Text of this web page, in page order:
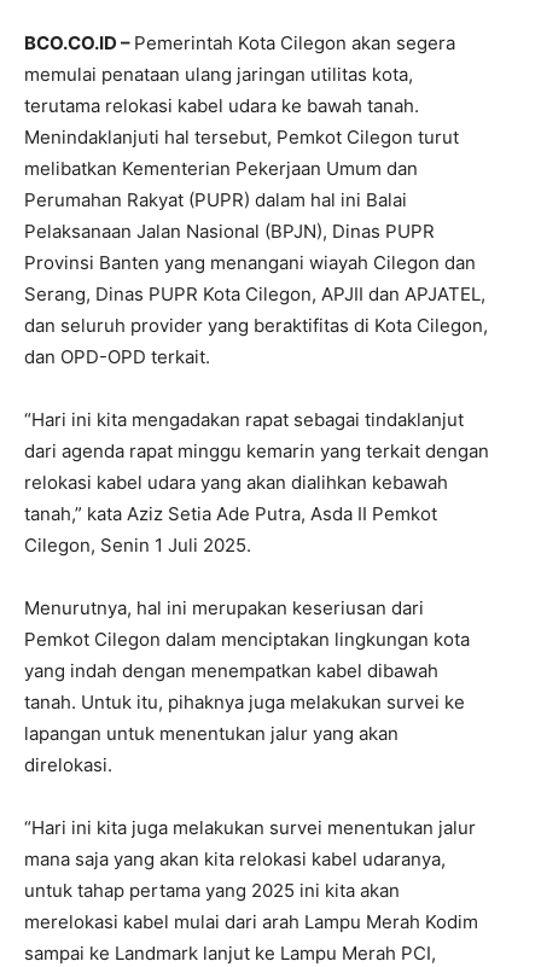
BCO.CO.ID – Pemerintah Kota Cilegon akan segera
memulai penataan ulang jaringan utilitas kota,
terutama relokasi kabel udara ke bawah tanah.
Menindaklanjuti hal tersebut, Pemkot Cilegon turut
melibatkan Kementerian Pekerjaan Umum dan
Perumahan Rakyat (PUPR) dalam hal ini Balai
Pelaksanaan Jalan Nasional (BPJN), Dinas PUPR
Provinsi Banten yang menangani wiayah Cilegon dan
Serang, Dinas PUPR Kota Cilegon, APJII dan APJATEL,
dan seluruh provider yang beraktifitas di Kota Cilegon,
dan OPD-OPD terkait.
“Hari ini kita mengadakan rapat sebagai tindaklanjut
dari agenda rapat minggu kemarin yang terkait dengan
relokasi kabel udara yang akan dialihkan kebawah
tanah,” kata Aziz Setia Ade Putra, Asda II Pemkot
Cilegon, Senin 1 Juli 2025.
Menurutnya, hal ini merupakan keseriusan dari
Pemkot Cilegon dalam menciptakan lingkungan kota
yang indah dengan menempatkan kabel dibawah
tanah. Untuk itu, pihaknya juga melakukan survei ke
lapangan untuk menentukan jalur yang akan
direlokasi.
“Hari ini kita juga melakukan survei menentukan jalur
mana saja yang akan kita relokasi kabel udaranya,
untuk tahap pertama yang 2025 ini kita akan
merelokasi kabel mulai dari arah Lampu Merah Kodim
sampai ke Landmark lanjut ke Lampu Merah PCI,